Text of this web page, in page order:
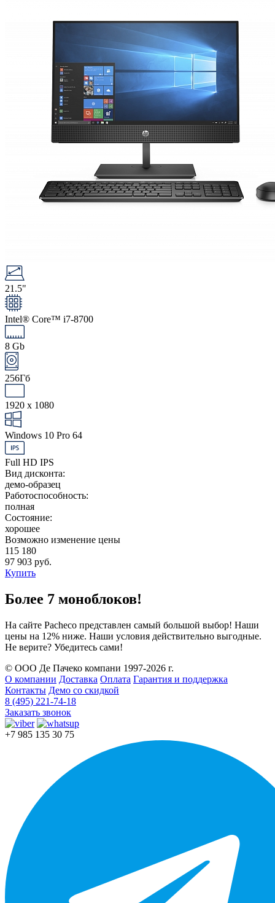
21.5"
Intel® Core™ i7-8700
8 Gb
256Гб
1920 x 1080
Windows 10 Pro 64
Full HD IPS
Вид дисконта:
демо-образец
Работоспособность:
полная
Состояние:
хорошее
Возможно изменение цены
115 180
97 903 руб.
Купить
Более 7 моноблоков!
На сайте Pacheco представлен самый большой выбор! Наши
цены на 12% ниже. Наши условия действительно выгодные.
Не верите? Убедитесь сами!
© ООО Де Пачеко компани 1997-2026 г.
О компании Доставка Оплата Гарантия и поддержка
Контакты Демо со скидкой
8 (495) 221-74-18
Заказать звонок
+7 985 135 30 75